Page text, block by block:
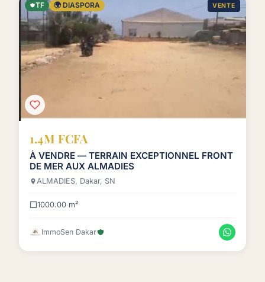
TF 🌍 DIASPORA VENTE
1.4M FCFA
À VENDRE — TERRAIN EXCEPTIONNEL FRONT
DE MER AUX ALMADIES
ALMADIES, Dakar, SN
1000.00 m²
ImmoSen Dakar